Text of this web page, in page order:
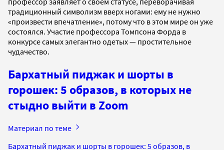
традиционный символизм вверх ногами: ему не нужно
«произвести впечатление», потому что в этом мире он уже
состоялся. Участие профессора Томпсона Форда в
конкурсе самых элегантно одетых — простительное
чудачество.
Бархатный пиджак и шорты в
горошек: 5 образов, в которых не
стыдно выйти в Zoom
Материал по теме
Бархатный пиджак и шорты в горошек: 5 образов, в